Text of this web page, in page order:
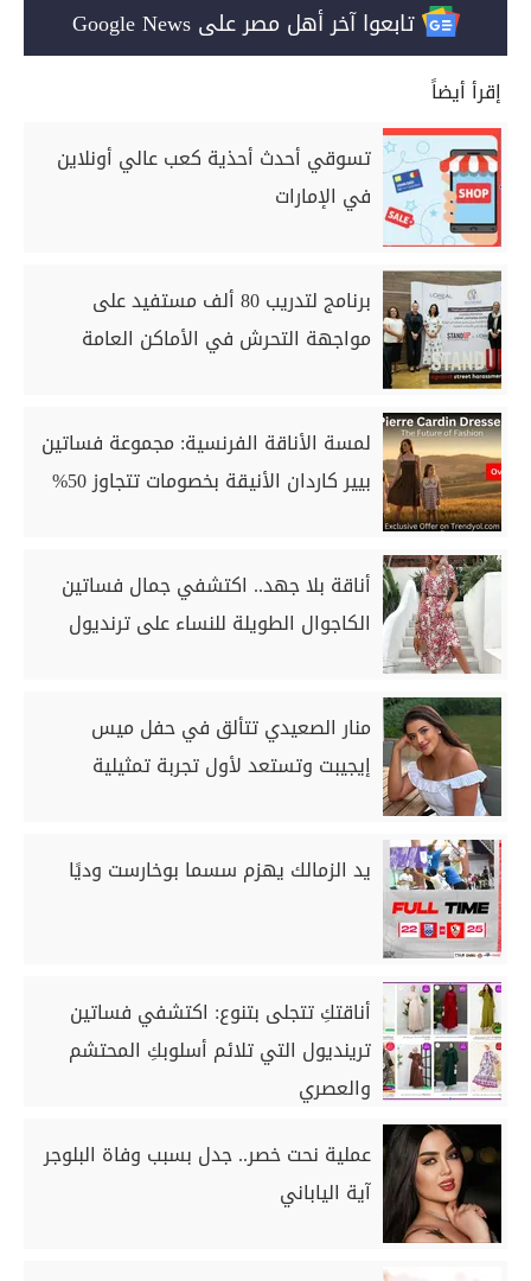
تابعوا آخر أهل مصر على Google News
إقرأ أيضاً
تسوقي أحدث أحذية كعب عالي أونلاين
في الإمارات
برنامج لتدريب 80 ألف مستفيد على
مواجهة التحرش في الأماكن العامة
لمسة الأناقة الفرنسية: مجموعة فساتين
بيير كاردان الأنيقة بخصومات تتجاوز 50%
أناقة بلا جهد.. اكتشفي جمال فساتين
الكاجوال الطويلة للنساء على ترنديول
منار الصعيدي تتألق في حفل ميس
إيجيبت وتستعد لأول تجربة تمثيلية
يد الزمالك يهزم سسما بوخارست وديًا
أناقتكِ تتجلى بتنوع: اكتشفي فساتين
ترينديول التي تلائم أسلوبكِ المحتشم
والعصري
عملية نحت خصر.. جدل بسبب وفاة البلوجر
آية الياباني